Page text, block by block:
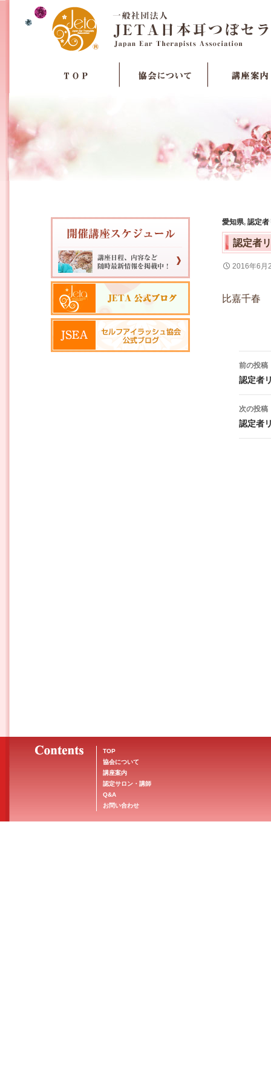
愛知県, 認定者
認定者
2016年6月
比嘉千春
投稿
前の投稿
認定者
次の投稿
認定者
TOP
協会について
講座案内
認定サロン・講師
Q&A
お問い合わせ